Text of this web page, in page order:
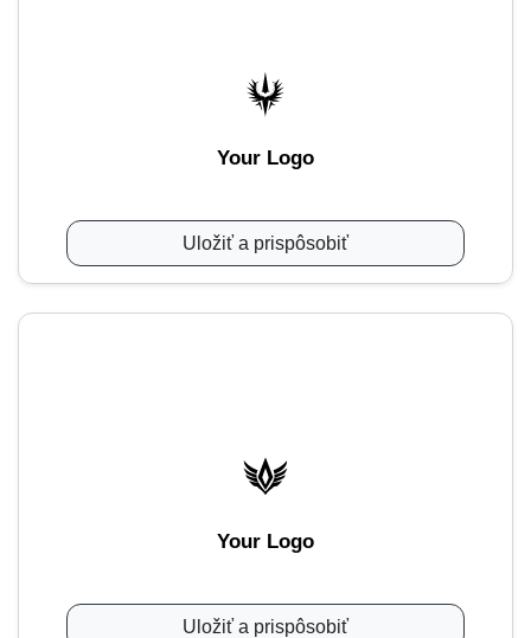
Your Logo
Uložiť a prispôsobiť
Your Logo
Uložiť a prispôsobiť